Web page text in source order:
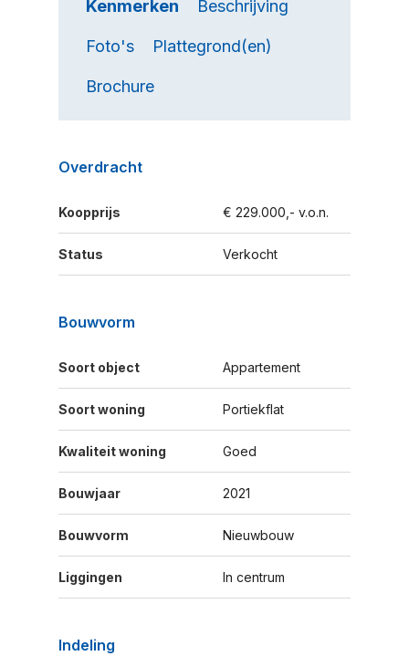
Kenmerken Beschrijving
Foto's Plattegrond(en)
Brochure
Overdracht
Koopprijs € 229.000,- v.o.n.
Status Verkocht
Bouwvorm
Soort object Appartement
Soort woning Portiekflat
Kwaliteit woning Goed
Bouwjaar 2021
Bouwvorm Nieuwbouw
Liggingen In centrum
Indeling